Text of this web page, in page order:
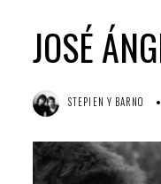
JOSÉ
STEPIEN Y BARNO